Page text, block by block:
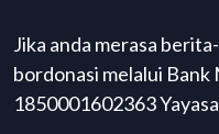
Jika anda merasa
bordonasi melalui Bank
1850001602363